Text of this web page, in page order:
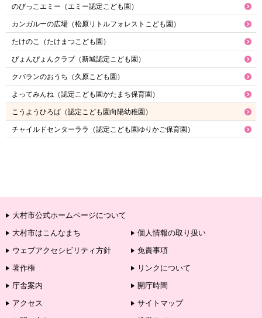
のびっこエミー（エミー認定こども園）
カンガルーの広場（松原リトルフォレストこども園）
たけのこ（たけまつこども園）
ぴょんぴょんクラブ（新城認定こども園）
クバランのおうち（久原こども園）
よってみんね（認定こども園かたまち保育園）
こうようひろば（認定こども園向陽幼稚園）
チャイルドセンターララ（認定こども園ゆりかご保育園）
大村市公式ホームページについて
大村市はこんなまち
個人情報の取り扱い
ウェブアクセシビリティ方針
免責事項
著作権
リンクについて
庁舎案内
開庁時間
アクセス
サイトマップ